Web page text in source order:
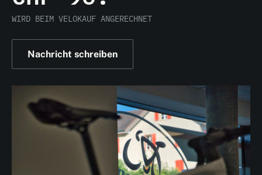
WIRD BEIM VELOKAUF ANGERECHNET
Nachricht schreiben